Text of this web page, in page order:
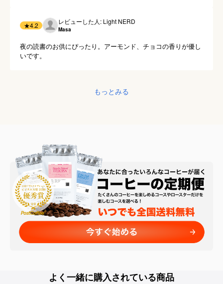
★4.2 レビューした人: Light NERD
Masa
夜の読書のお供にぴったり。アーモンド、チョコの香りが優し
いです。
もっとみる
よく一緒に購入されている商品